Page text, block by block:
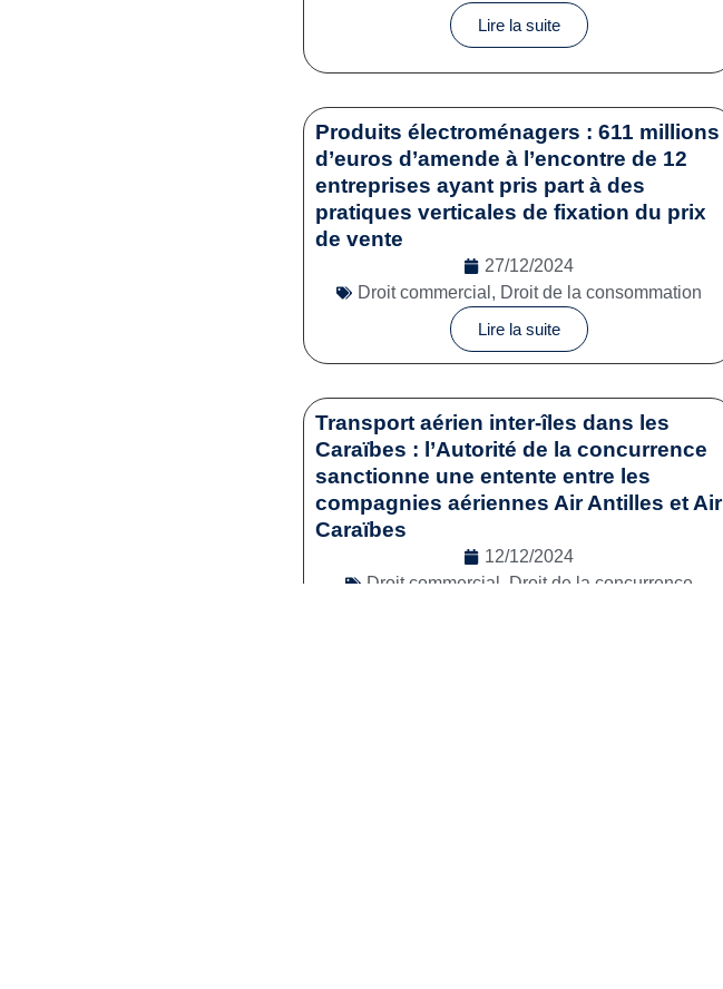
Lire la suite
Produits électroménagers : 611 millions
d’euros d’amende à l’encontre de 12
entreprises ayant pris part à des
pratiques verticales de fixation du prix
de vente
27/12/2024
Droit commercial , Droit de la consommation
Lire la suite
Transport aérien inter-îles dans les
Caraïbes : l’Autorité de la concurrence
sanctionne une entente entre les
compagnies aériennes Air Antilles et Air
Caraïbes
12/12/2024
Droit commercial Droit de la concurrence